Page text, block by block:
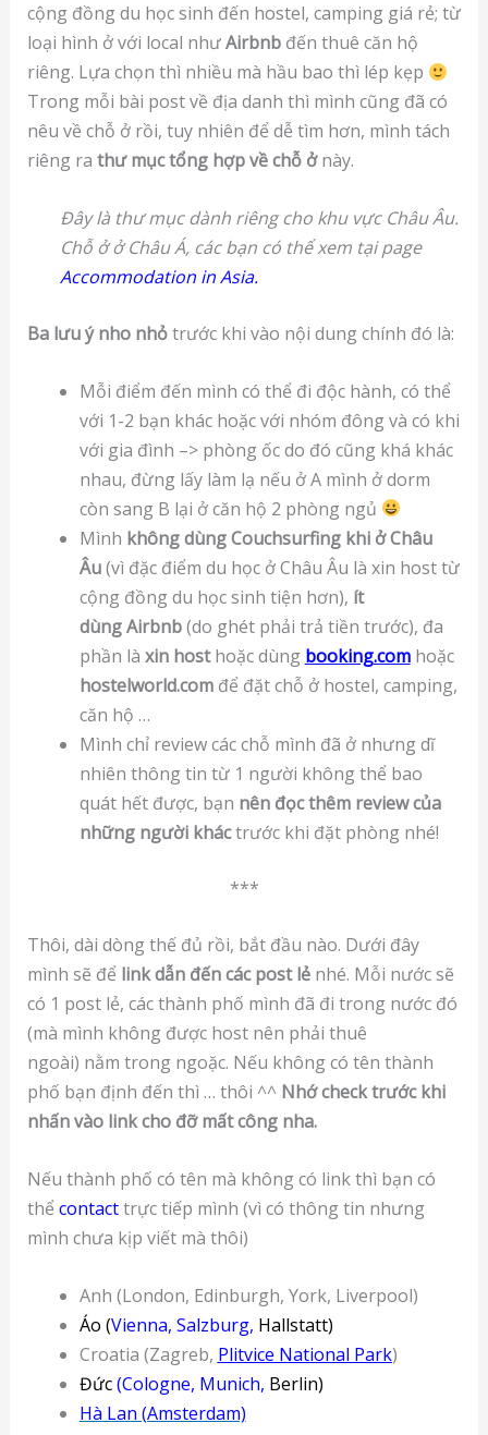
cộng đồng du học sinh đến hostel, camping giá rẻ; từ
loại hình ở với local nhưAirbnb đến thuê căn hộ
riêng. Lựa chọn thì nhiều mà hầu bao thì lép kẹp
Trong mỗi bài post về địa danh thì mình cũng đã có
nêu về chỗ ở rồi, tuy nhiên để dễ tìm hơn, mình tách
riêng ra thư mục tổng hợp về chỗ ởnày.
Đây là thư mục dành riêng cho khu vực Châu Âu.
Chỗ ở ở Châu Á, các bạn có thể xem tại page
Accommodation in Asia.
Ba lưu ý nho nhỏtrước khi vào nội dung chính đó là:
Mỗi điểm đến mình có thể đi độc hành, có thể
với 1-2 bạn khác hoặc với nhóm đông và có khi
với gia đình –> phòng ốc do đó cũng khá khác
nhau, đừng lấy làm lạ nếu ở A mình ở dorm
còn sang B lại ở căn hộ 2 phòng ngủ
Mình không dùng Couchsurfing khi ở Châu
Âu(vì đặc điểm du học ở Châu Âu là xin host từ
cộng đồng du học sinh tiện hơn), ít
dùng Airbnb(do ghét phải trả tiền trước), đa
phần là xin hosthoặc dùng booking.comhoặc
hostelworld.comđể đặt chỗ ở hostel, camping,
căn hộ …
Mình chỉ review các chỗ mình đã ở nhưng dĩ
nhiên thông tin từ 1 người không thể bao
quát hết được, bạn nên đọc thêm review của
những người kháctrước khi đặt phòng nhé!
***
Thôi, dài dòng thế đủ rồi, bắt đầu nào. Dưới đây
mình sẽ để link dẫn đến các post lẻ nhé. Mỗi nước sẽ
có 1 post lẻ, các thành phố mình đã đi trong nước đó
(mà mình không được host nên phải thuê
ngoài) nằm trong ngoặc. Nếu không có tên thành
phố bạn định đến thì … thôi ^^ Nhớ check trước khi
nhấn vào link cho đỡ mất công nha.
Nếu thành phố có tên mà không có link thì bạn có
thể contacttrực tiếp mình (vì có thông tin nhưng
mình chưa kịp viết mà thôi)
Anh (London, Edinburgh, York, Liverpool)
Áo (Vienna, Salzburg, Hallstatt)
Croatia (Zagreb, Plitvice National Park)
Đức(Cologne, Munich, Berlin)
Hà Lan (Amsterdam)